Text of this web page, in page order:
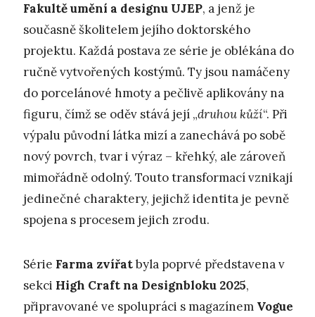
Fakultě umění a designu UJEP, a jenž je
současně školitelem jejího doktorského
projektu. Každá postava ze série je oblékána do
ručně vytvořených kostýmů. Ty jsou namáčeny
do porcelánové hmoty a pečlivě aplikovány na
figuru, čímž se oděv stává její „druhou kůží“. Při
výpalu původní látka mizí a zanechává po sobě
nový povrch, tvar i výraz – křehký, ale zároveň
mimořádně odolný. Touto transformací vznikají
jedinečné charaktery, jejichž identita je pevně
spojena s procesem jejich zrodu.
Série Farma zvířatbyla poprvé představena v
sekci High Craft na Designbloku 2025,
připravované ve spolupráci s magazínem Vogue